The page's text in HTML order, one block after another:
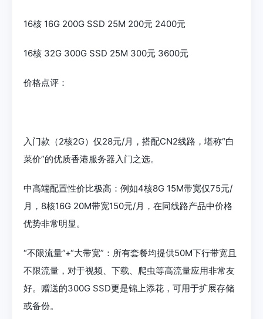
16核 16G 200G SSD 25M 200元 2400元
16核 32G 300G SSD 25M 300元 3600元
价格点评：
入门款（2核2G）仅28元/月，搭配CN2线路，堪称“白
菜价”的优质香港服务器入门之选。
中高端配置性价比极高：例如4核8G 15M带宽仅75元/
月，8核16G 20M带宽150元/月，在同线路产品中价格
优势非常明显。
“不限流量”+“大带宽”：所有套餐均提供50M下行带宽且
不限流量，对于视频、下载、爬虫等高流量应用非常友
好。赠送的300G SSD更是锦上添花，可用于扩展存储
或备份。